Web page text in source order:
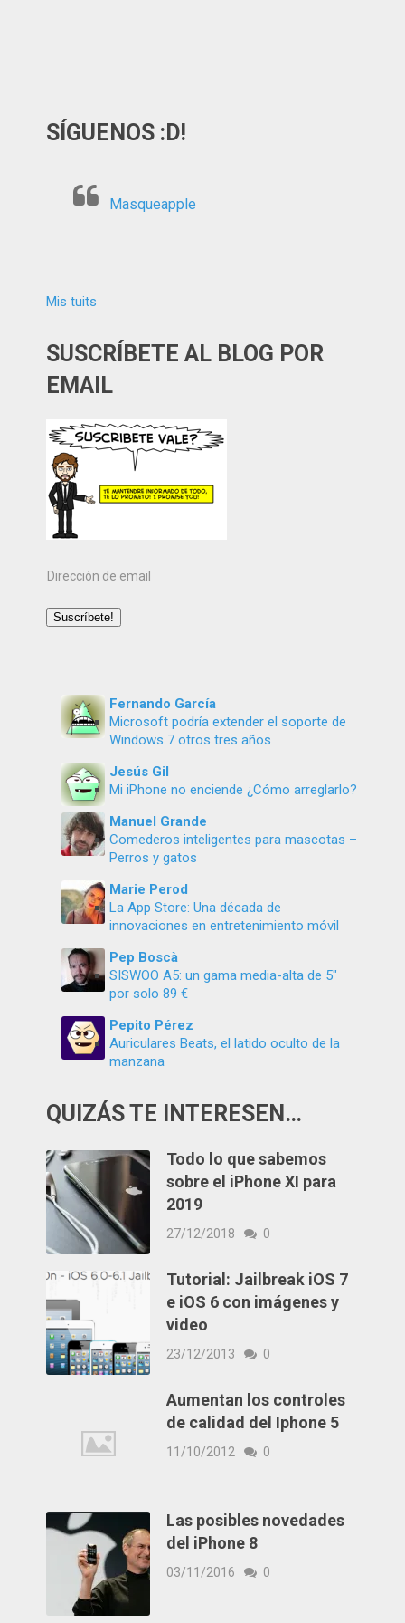
SÍGUENOS :D!
Masqueapple
Mis tuits
SUSCRÍBETE AL BLOG POR
EMAIL
Dirección
email
Suscríbete!
Fernando García
Microsoft podría extender el soporte de
Windows 7 otros tres años
Jesús Gil
Mi iPhone no enciende ¿Cómo arreglarlo?
Manuel Grande
Comederos inteligentes para mascotas –
Perros y gatos
Marie Perod
La App Store: Una década de
innovaciones en entretenimiento móvil
Pep Boscà
SISWOO A5: un gama media-alta de 5″
por solo 89 €
Pepito Pérez
Auriculares Beats, el latido oculto de la
manzana
QUIZÁS TE INTERESEN…
Todo lo que sabemos
sobre el iPhone XI para
2019
27/12/2018 0
Tutorial: Jailbreak iOS 7
e iOS 6 con imágenes y
video
23/12/2013 0
Aumentan los controles
de calidad del Iphone 5
11/10/2012 0
Las posibles novedades
del iPhone 8
03/11/2016 0